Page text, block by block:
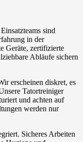
sind
in der
Geräte, zertifizierte
Abläufe sichern
erscheinen diskret, es
Tatortreiniger
und achten auf
werden nur
Sicheres Arbeiten